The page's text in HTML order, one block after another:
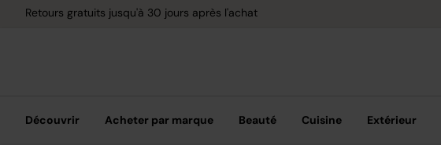
Retours gratuits jusqu'à 30 jours après l'achat
Découvrir Acheter par marque Beauté Cuisine Extérieur